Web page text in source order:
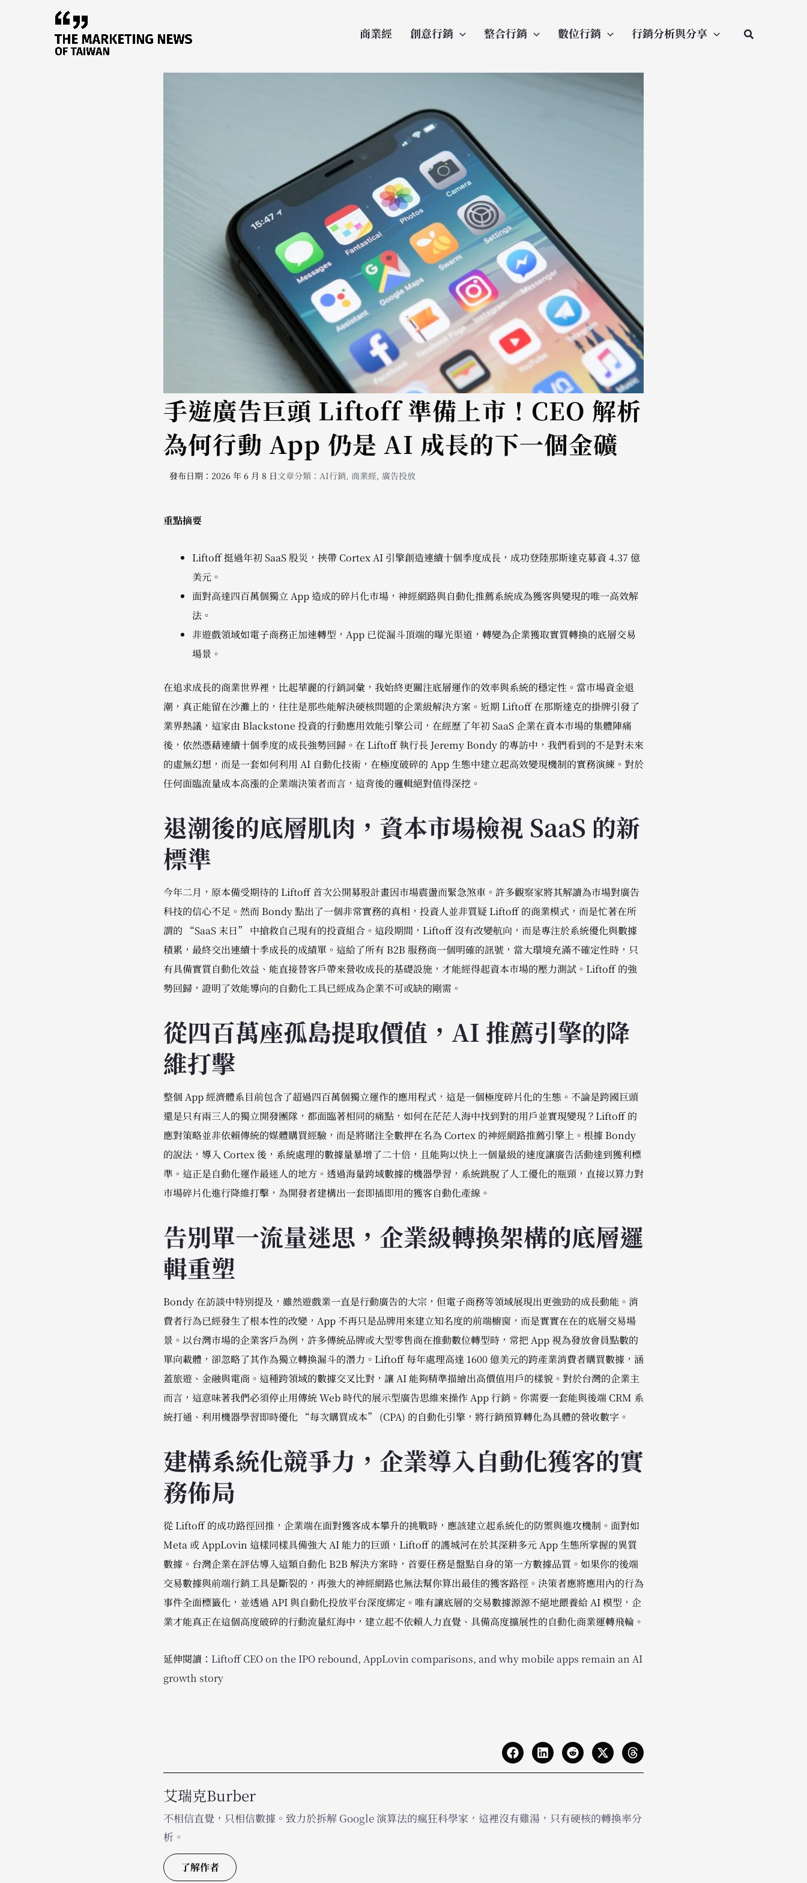
商業經 創意行銷 整合行銷 數位行銷 行銷分析與分享
手遊廣告巨頭 Liftoff 準備上市！CEO 解析
為何行動 App 仍是 AI 成長的下一個金礦
發布日期：2026 年 6 月 8 日文章分類： AI行銷, 商業經, 廣告投放
重點摘要
Liftoff 挺過年初 SaaS 股災，挾帶 Cortex AI 引擎創造連續十個季度成長，成功登陸那斯達克募資 4.37 億
美元。
面對高達四百萬個獨立 App 造成的碎片化市場，神經網路與自動化推薦系統成為獲客與變現的唯一高效解
法。
非遊戲領域如電子商務正加速轉型，App 已從漏斗頂端的曝光渠道，轉變為企業獲取實質轉換的底層交易
場景。
在追求成長的商業世界裡，比起華麗的行銷詞彙，我始終更關注底層運作的效率與系統的穩定性。當市場資金退
潮，真正能留在沙灘上的，往往是那些能解決硬核問題的企業級解決方案。近期 Liftoff 在那斯達克的掛牌引發了
業界熱議，這家由 Blackstone 投資的行動應用效能引擎公司，在經歷了年初 SaaS 企業在資本市場的集體陣痛
後，依然憑藉連續十個季度的成長強勢回歸。在 Liftoff 執行長 Jeremy Bondy 的專訪中，我們看到的不是對未來
的虛無幻想，而是一套如何利用 AI 自動化技術，在極度破碎的 App 生態中建立起高效變現機制的實務演練。對於
任何面臨流量成本高漲的企業端決策者而言，這背後的邏輯絕對值得深挖。
退潮後的底層肌肉，資本市場檢視 SaaS 的新
標準
今年二月，原本備受期待的 Liftoff 首次公開募股計畫因市場震盪而緊急煞車。許多觀察家將其解讀為市場對廣告
科技的信心不足。然而 Bondy 點出了一個非常實務的真相，投資人並非質疑 Liftoff 的商業模式，而是忙著在所
謂的 “SaaS 末日” 中搶救自己現有的投資組合。這段期間，Liftoff 沒有改變航向，而是專注於系統優化與數據
積累，最終交出連續十季成長的成績單。這給了所有 B2B 服務商一個明確的訊號，當大環境充滿不確定性時，只
有具備實質自動化效益、能直接替客戶帶來營收成長的基礎設施，才能經得起資本市場的壓力測試。Liftoff 的強
勢回歸，證明了效能導向的自動化工具已經成為企業不可或缺的剛需。
從四百萬座孤島提取價值，AI 推薦引擎的降
維打擊
整個 App 經濟體系目前包含了超過四百萬個獨立運作的應用程式，這是一個極度碎片化的生態。不論是跨國巨頭
還是只有兩三人的獨立開發團隊，都面臨著相同的痛點，如何在茫茫人海中找到對的用戶並實現變現？Liftoff 的
應對策略並非依賴傳統的媒體購買經驗，而是將賭注全數押在名為 Cortex 的神經網路推薦引擎上。根據 Bondy
的說法，導入 Cortex 後，系統處理的數據量暴增了二十倍，且能夠以快上一個量級的速度讓廣告活動達到獲利標
準。這正是自動化運作最迷人的地方。透過海量跨域數據的機器學習，系統跳脫了人工優化的瓶頸，直接以算力對
市場碎片化進行降維打擊，為開發者建構出一套即插即用的獲客自動化產線。
告別單一流量迷思，企業級轉換架構的底層邏
輯重塑
Bondy 在訪談中特別提及，雖然遊戲業一直是行動廣告的大宗，但電子商務等領域展現出更強勁的成長動能。消
費者行為已經發生了根本性的改變，App 不再只是品牌用來建立知名度的前端櫥窗，而是實實在在的底層交易場
景。以台灣市場的企業客戶為例，許多傳統品牌或大型零售商在推動數位轉型時，常把 App 視為發放會員點數的
單向載體，卻忽略了其作為獨立轉換漏斗的潛力。Liftoff 每年處理高達 1600 億美元的跨產業消費者購買數據，涵
蓋旅遊、金融與電商。這種跨領域的數據交叉比對，讓 AI 能夠精準描繪出高價值用戶的樣貌。對於台灣的企業主
而言，這意味著我們必須停止用傳統 Web 時代的展示型廣告思維來操作 App 行銷。你需要一套能與後端 CRM 系
統打通、利用機器學習即時優化 “每次購買成本” (CPA) 的自動化引擎，將行銷預算轉化為具體的營收數字。
建構系統化競爭力，企業導入自動化獲客的實
務佈局
從 Liftoff 的成功路徑回推，企業端在面對獲客成本攀升的挑戰時，應該建立起系統化的防禦與進攻機制。面對如
Meta 或 AppLovin 這樣同樣具備強大 AI 能力的巨頭，Liftoff 的護城河在於其深耕多元 App 生態所掌握的異質
數據。台灣企業在評估導入這類自動化 B2B 解決方案時，首要任務是盤點自身的第一方數據品質。如果你的後端
交易數據與前端行銷工具是斷裂的，再強大的神經網路也無法幫你算出最佳的獲客路徑。決策者應將應用內的行為
事件全面標籤化，並透過 API 與自動化投放平台深度綁定。唯有讓底層的交易數據源源不絕地餵養給 AI 模型，企
業才能真正在這個高度破碎的行動流量紅海中，建立起不依賴人力直覺、具備高度擴展性的自動化商業運轉飛輪。
延伸閱讀： Liftoff CEO on the IPO rebound, AppLovin comparisons, and why mobile apps remain an AI
growth story
艾瑞克Burber
不相信直覺，只相信數據。致力於拆解 Google 演算法的瘋狂科學家，這裡沒有雞湯，只有硬核的轉換率分
析。
了解作者